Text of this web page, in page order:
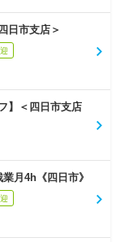
日市支店＞
】＜四日市支店
月4h《四日市》